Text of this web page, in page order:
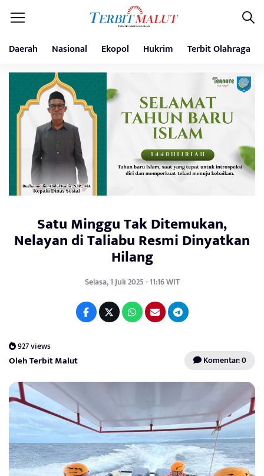
Daerah Nasional Ekopol Hukrim Terbit Olahraga
Satu Minggu Tak Ditemukan,
Nelayan di Taliabu Resmi Dinyatkan
Hilang
Selasa, 1 Juli 2025 - 11:16 WIT
927 views
Oleh Terbit Malut Komentar: 0